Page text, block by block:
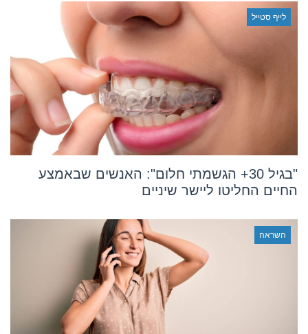
לייף סטייל
"בגיל 30+ הגשמתי חלום": האנשים שבאמצע
החיים החליטו ליישר שיניים
השראה